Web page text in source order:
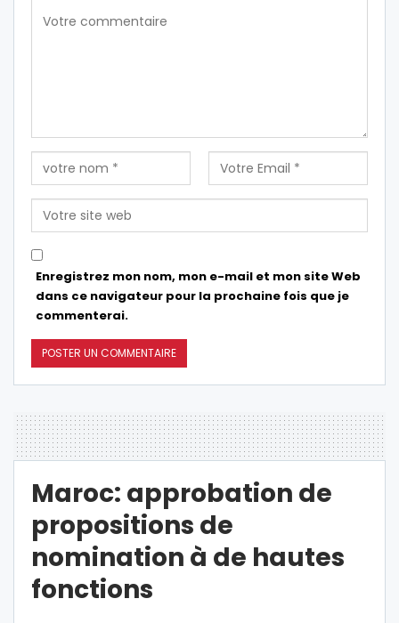
Enregistrez mon nom, mon e-mail et mon site Web
dans ce navigateur pour la prochaine fois que je
commenterai.
Maroc: approbation de
propositions de
nomination à de hautes
fonctions